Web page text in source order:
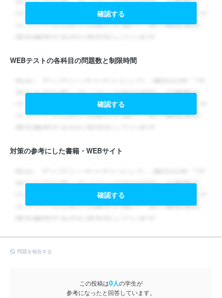
確認する
WEBテストの各科目の問題数と制限時間
確認する
対策の参考にした書籍・WEBサイト
確認する
問題を報告する
この投稿は0人の学生が
参考になったと回答しています。